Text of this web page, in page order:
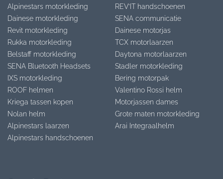
Alpinestars motorkleding
Dainese motorkleding
Revit motorkleding
Rukka motorkleding
Belstaff motorkleding
SENA Bluetooth Headsets
IXS motorkleding
ROOF helmen
Kriega tassen kopen
Nolan helm
Alpinestars laarzen
Alpinestars handschoenen
REV’IT handschoenen
SENA communicatie
Dainese motorjas
TCX motorlaarzen
Daytona motorlaarzen
Stadler motorkleding
Bering motorpak
Valentino Rossi helm
Motorjassen dames
Grote maten motorkleding
Arai Integraalhelm